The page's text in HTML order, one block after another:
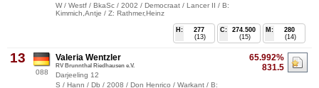
W / Westf / BkaSc / 2002 / Democraat / Lancer II / B:
Kimmich,Antje / Z: Rathmer,Heinz
M:
280
(14)
C:
274.500
(15)
H:
277
(13)
13
088
65.992%
831.5
Valeria Wentzler
RV Brunnthal Riedhausen e.V.
Darjeeling 12
S / Hann / Db / 2008 / Don Henrico / Warkant / B: